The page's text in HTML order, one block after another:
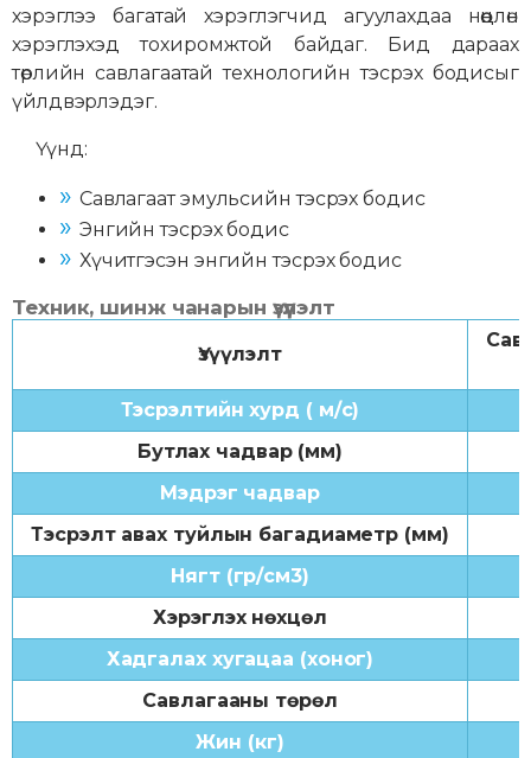
хэрэглээ багатай хэрэглэгчид агуулахдаа нөөцлөн
хэрэглэхэд тохиромжтой байдаг. Бид дараах
төрлийн савлагаатай технологийн тэсрэх бодисыг
үйлдвэрлэдэг.
Үүнд:
Савлагаат эмульсийн тэсрэх бодис
Энгийн тэсрэх бодис
Хүчитгэсэн энгийн тэсрэх бодис
Техник, шинж чанарын үзүүлэлт
Үзүүлэлт
Тэсрэлтийн хурд ( м/с)
Бутлах чадвар (мм)
Мэдрэг чадвар
Тэсрэлт авах туйлын багадиаметр (мм)
Нягт (гр/см3)
Хэрэглэх нөхцөл
Хадгалах хугацаа (хоног)
Савлагааны төрөл
Жин (кг)